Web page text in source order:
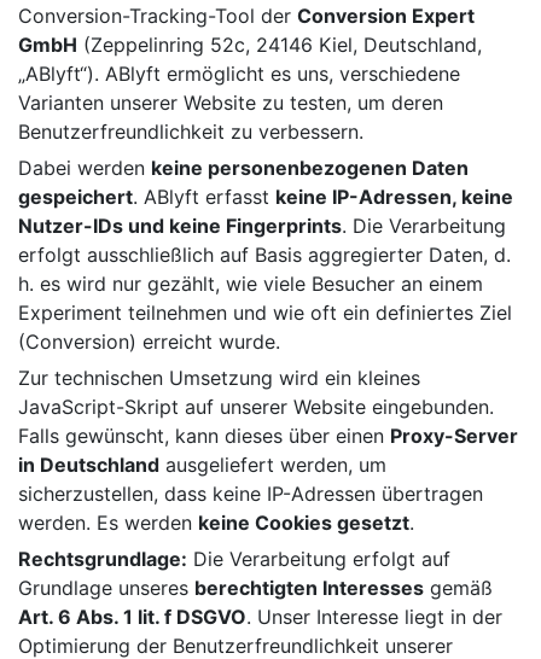
Conversion-Tracking-Tool der Conversion Expert
GmbH (Zeppelinring 52c, 24146 Kiel, Deutschland,
„ABlyft“). ABlyft ermöglicht es uns, verschiedene
Varianten unserer Website zu testen, um deren
Benutzerfreundlichkeit zu verbessern.
Dabei werden keine personenbezogenen Daten
gespeichert. ABlyft erfasst keine IP-Adressen, keine
Nutzer-IDs und keine Fingerprints. Die Verarbeitung
erfolgt ausschließlich auf Basis aggregierter Daten, d.
h. es wird nur gezählt, wie viele Besucher an einem
Experiment teilnehmen und wie oft ein definiertes Ziel
(Conversion) erreicht wurde.
Zur technischen Umsetzung wird ein kleines
JavaScript-Skript auf unserer Website eingebunden.
Falls gewünscht, kann dieses über einen Proxy-Server
in Deutschland ausgeliefert werden, um
sicherzustellen, dass keine IP-Adressen übertragen
werden. Es werden keine Cookies gesetzt.
Rechtsgrundlage: Die Verarbeitung erfolgt auf
Grundlage unseres berechtigten Interesses gemäß
Art. 6 Abs. 1 lit. f DSGVO. Unser Interesse liegt in der
Optimierung der Benutzerfreundlichkeit unserer